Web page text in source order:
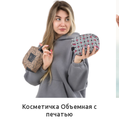
Косметичка Объемная с
печатью